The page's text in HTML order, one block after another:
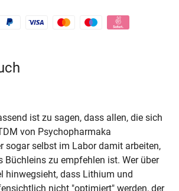
ist zu sagen, dass allen, die sich
von Psychopharmaka
sogar selbst im Labor damit arbeiten,
Büchleins zu empfehlen ist. Wer über
hinwegsieht, dass Lithium und
nicht "optimiert" werden, der